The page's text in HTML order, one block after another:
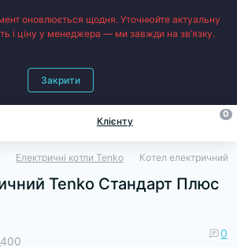
оновлюється щодня. Уточнюйте актуальну
і ціну у менеджера — ми завжди на зв’язку.
Закрити
Клієнту
0
Електричні котли Tenko Котел електричний
Tenko Cтандарт Плюс
0